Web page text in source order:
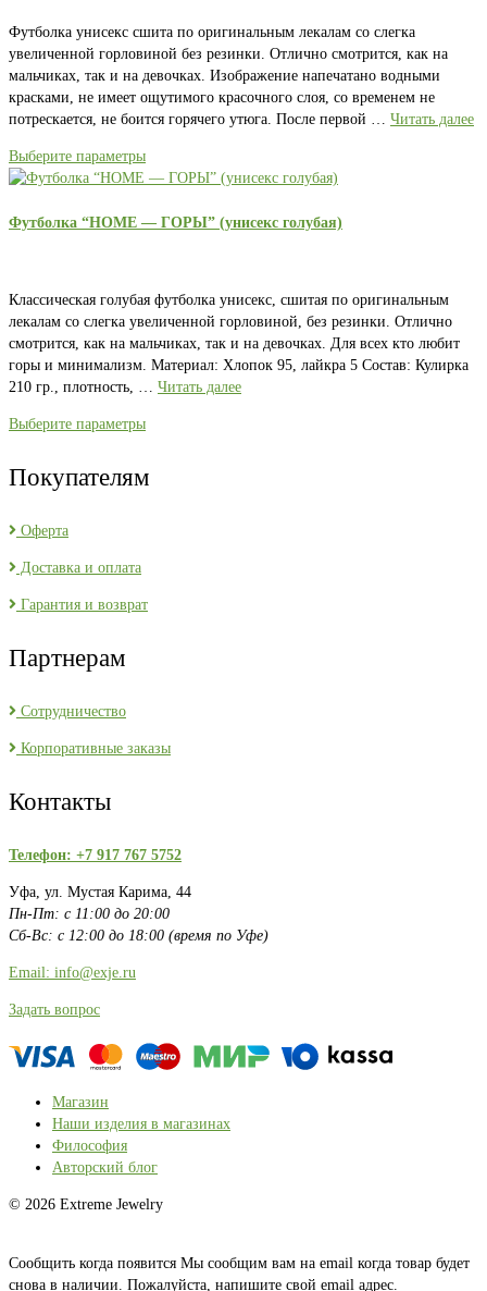
Футболка унисекс сшита по оригинальным лекалам со слегка
увеличенной горловиной без резинки. Отлично смотрится, как на
мальчиках, так и на девочках. Изображение напечатано водными
красками, не имеет ощутимого красочного слоя, со временем не
потрескается, не боится горячего утюга. После первой … Читать далее
Выберите параметры
Футболка “HOME — ГОРЫ” (унисекс голубая)
Классическая голубая футболка унисекс, сшитая по оригинальным
лекалам со слегка увеличенной горловиной, без резинки. Отлично
смотрится, как на мальчиках, так и на девочках. Для всех кто любит
горы и минимализм. Материал: Хлопок 95, лайкра 5 Состав: Кулирка
210 гр., плотность, … Читать далее
Выберите параметры
Покупателям
Оферта
Доставка и оплата
Гарантия и возврат
Партнерам
Сотрудничество
Корпоративные заказы
Контакты
Телефон: +7 917 767 5752
Уфа, ул. Мустая Карима, 44
Пн-Пт: с 11:00 до 20:00
Сб-Вс: с 12:00 до 18:00 (время по Уфе)
Email: info@exje.ru
Задать вопрос
Магазин
Наши изделия в магазинах
Философия
Авторский блог
© 2026 Extreme Jewelry
Сообщить когда появится Мы сообщим вам на email когда товар будет
снова в наличии. Пожалуйста, напишите свой email адрес.